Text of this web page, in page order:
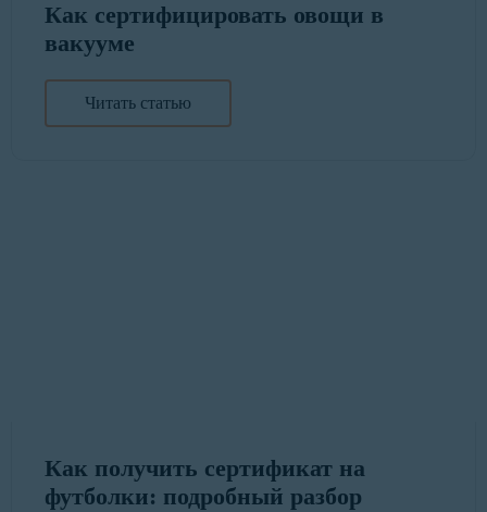
Как сертифицировать овощи в
вакууме
Читать статью
Как получить сертификат на
футболки: подробный разбор